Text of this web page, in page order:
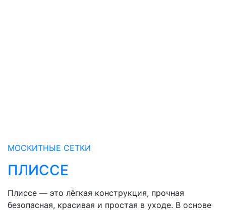
МОСКИТНЫЕ СЕТКИ
ПЛИССЕ
Плиссе — это лёгкая конструкция, прочная
безопасная, красивая и простая в уходе. В основе